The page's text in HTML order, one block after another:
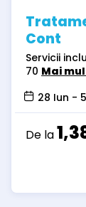
Cont
Servicii
70 Mai
28 Iun -
De la